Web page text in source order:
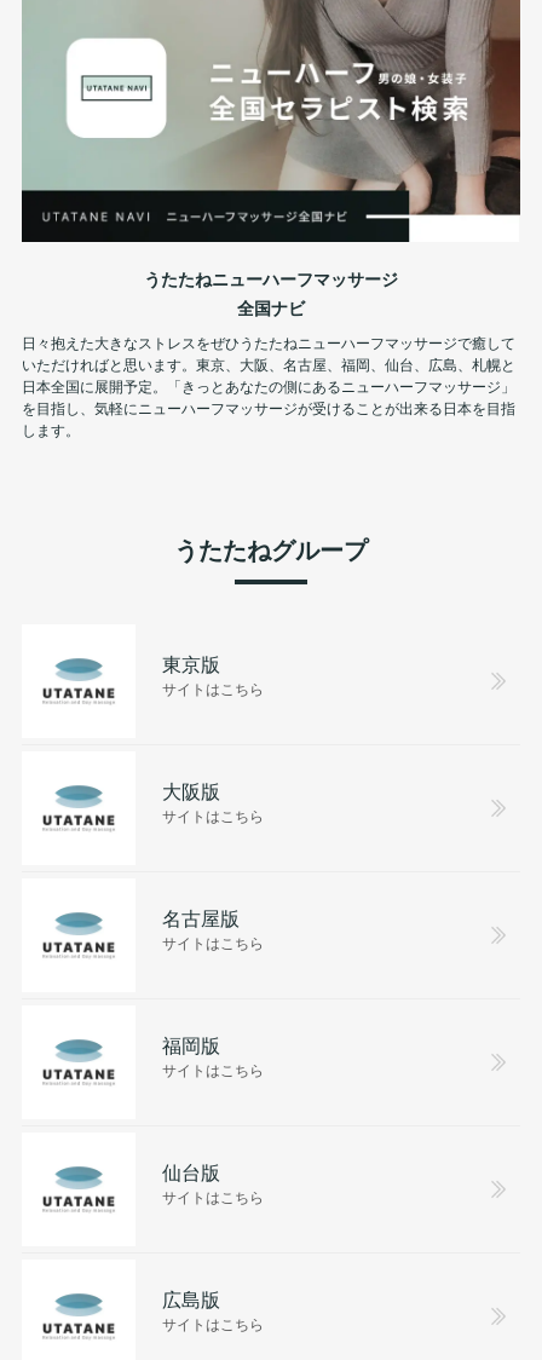
うたたねニューハーフマッサージ
全国ナビ
日々抱えた大きなストレスをぜひうたたねニューハーフマッサージで癒して
いただければと思います。東京、大阪、名古屋、福岡、仙台、広島、札幌と
日本全国に展開予定。「きっとあなたの側にあるニューハーフマッサージ」
を目指し、気軽にニューハーフマッサージが受けることが出来る日本を目指
します。
うたたねグループ
東京版
サイトはこちら
大阪版
サイトはこちら
名古屋版
サイトはこちら
福岡版
サイトはこちら
仙台版
サイトはこちら
広島版
サイトはこちら